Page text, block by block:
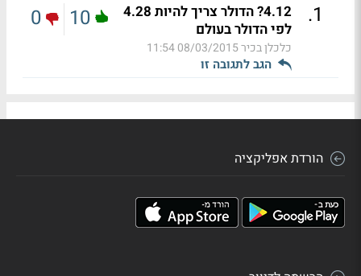
1
.
4.12? הדולר צריך להיות 4.28
לפי הדולר בעולם
כלכלן בכיר08/03/2015 11:54
הגב לתגובה זו
10
0
הורדת אפליקציה